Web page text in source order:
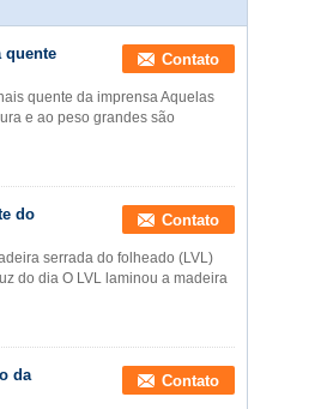
quente
Contato
quente da imprensa Aquelas
e ao peso grandes são
do
Contato
serrada do folheado (LVL)
do dia O LVL laminou a madeira
da
Contato